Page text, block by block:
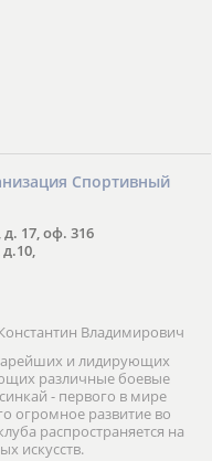
Спортивный
17, оф. 316
Владимирович
и лидирующих
различные боевые
- первого в мире
огромное развитие во
распространяется на
искусств.